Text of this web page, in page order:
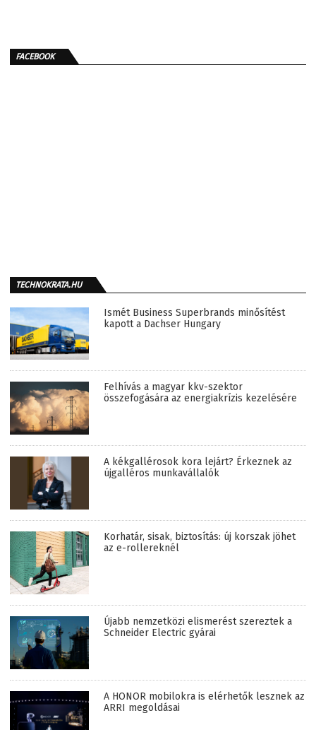
FACEBOOK
TECHNOKRATA.HU
Ismét Business Superbrands minősítést
kapott a Dachser Hungary
Felhívás a magyar kkv-szektor
összefogására az energiakrízis kezelésére
A kékgallérosok kora lejárt? Érkeznek az
újgalléros munkavállalók
Korhatár, sisak, biztosítás: új korszak jöhet
az e-rollereknél
Újabb nemzetközi elismerést szereztek a
Schneider Electric gyárai
A HONOR mobilokra is elérhetők lesznek az
ARRI megoldásai